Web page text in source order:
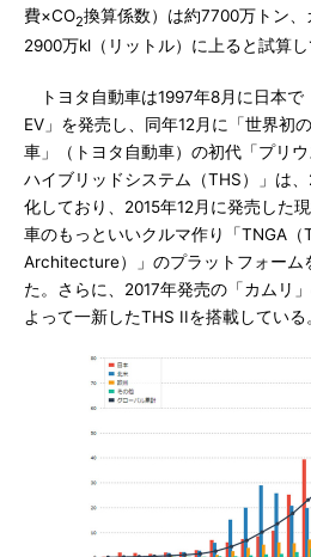
費×CO2換算係数）は約7700万トン
2900万kl（リットル）に上ると試算し
トヨタ自動車は1997年8月に日本で
EV」を発売し、同年12月に「世界初
車」（トヨタ自動車）の初代「プリ
ハイブリッドシステム（THS）」は
化しており、2015年12月に発売した
車のもっといいクルマ作り「TNGA
Architecture）」のプラットフォーム
た。さらに、2017年発売の「カムリ
よって一新したTHS IIを搭載している